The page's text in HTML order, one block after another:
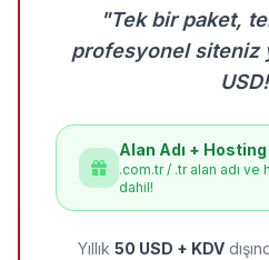
"Tek bir paket,
profesyonel siteniz
Alan Adı + Hosting
.com.tr / .tr alan adı ve
dahil!
Yıllık 50 USD + KDV